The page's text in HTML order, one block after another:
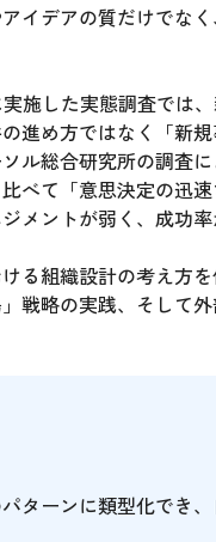
イデアの質だけでな
施した実態調査では
進め方ではなく「新
ル総合研究所の調査
べて「意思決定の迅
メントが弱く、成功率
る組織設計の考え方
戦略の実践、そして
ターンに類型化でき